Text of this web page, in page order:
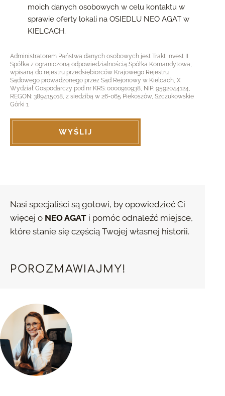
moich danych osobowych w celu kontaktu w
sprawie oferty lokali na OSIEDLU NEO AGAT w
KIELCACH.
Administratorem Państwa danych osobowych jest Trakt Invest II
Spółka z ograniczoną odpowiedzialnością Spółka Komandytowa,
wpisaną do rejestru przedsiębiorców Krajowego Rejestru
Sądowego prowadzonego przez Sąd Rejonowy w Kielcach, X
Wydział Gospodarczy pod nr KRS: 0000910938, NIP: 9592044124,
REGON: 389415018, z siedzibą w 26-065 Piekoszów, Szczukowskie
Górki 1
Nasi specjaliści są gotowi, by opowiedzieć Ci
więcej o NEO AGAT i pomóc odnaleźć miejsce,
które stanie się częścią Twojej własnej historii.
POROZMAWIAJMY!